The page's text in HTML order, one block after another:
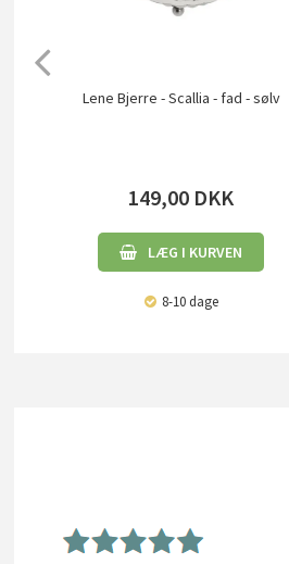
Lene Bjerre - Scallia - fad - sølv
149,00 DKK
LÆG I KURVEN
8-10 dage